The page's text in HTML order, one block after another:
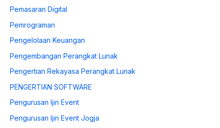
Pemasaran Digital
Pemrograman
Pengelolaan Keuangan
Pengembangan Perangkat Lunak
Pengertian Rekayasa Perangkat Lunak
PENGERTIAN SOFTWARE
Pengurusan Ijin Event
Pengurusan Ijin Event Jogja